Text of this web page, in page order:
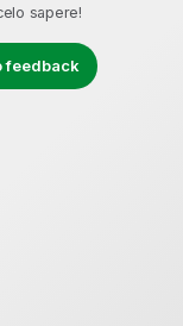
sapere!
feedback